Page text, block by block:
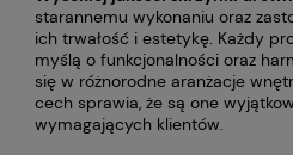
starannemu wykonaniu oraz
ich trwałość i estetykę. Każdy
myślą o funkcjonalności oraz
się w różnorodne aranżacje
cech sprawia, że są one
wymagających klientów.